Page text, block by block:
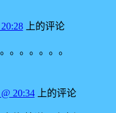
上的评论
。。。。。。
20:34上的评论